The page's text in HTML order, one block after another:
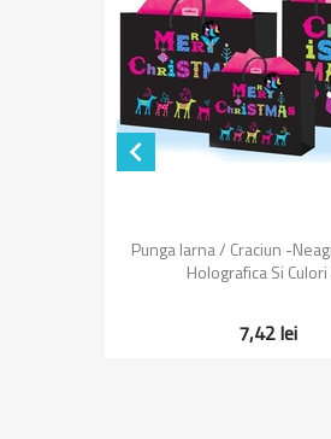

Vizualizare
Punga Iarna / Craciun -
Holografica Si Culori
7,42 lei